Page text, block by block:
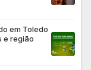
em Toledo
e região